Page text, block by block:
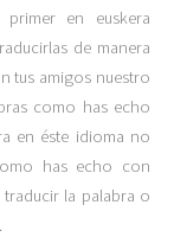
en euskera
de manera
tus amigos nuestro
como has echo
en éste idioma no
has echo con
la palabra o